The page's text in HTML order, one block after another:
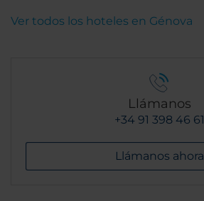
Ver todos los hoteles en Génova
Llámanos
+34 91 398 46 61
Llámanos ahora